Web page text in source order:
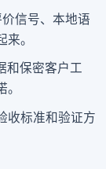
信号、本地语
。
和保密客户工
收标准和验证方